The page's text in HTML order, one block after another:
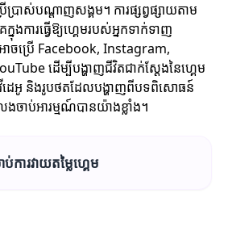
ប្រាស់បណ្តាញសង្គម។ ការផ្សព្វផ្សាយតាម
ការធ្វើឱ្យហ្គេមរបស់អ្នកទាក់ទាញ
ាចប្រើ Facebook, Instagram,
ដើម្បីបង្ហាញជីវិតជាក់ស្តែងនៃហ្គេម
វីដេអូ និងរូបថតដែលបង្ហាញពីបទពិសោធន៍
ងចាប់អារម្មណ៍បានយ៉ាងខ្លាំង។
ការវាយតម្លៃហ្គេម